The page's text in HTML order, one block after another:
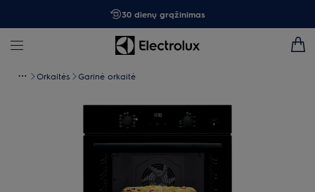
30 dienų grąžinimas
Orkaitės Garinė orkaitė